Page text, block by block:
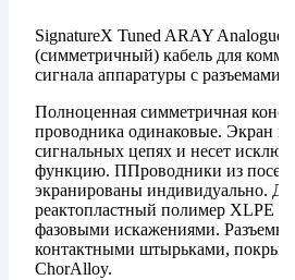
SignatureX Tuned ARAY Analogue
(симметричный) кабель для
сигнала аппаратуры с разъемами
Полноценная симметричная
проводника одинаковые. Экран не
сигнальных цепях и несет
функцию. ППроводники из
экранированы индивидуально.
реактопластный полимер XLPE
фазовыми искажениями. Разъемы
контактными штырьками,
ChorAlloy.